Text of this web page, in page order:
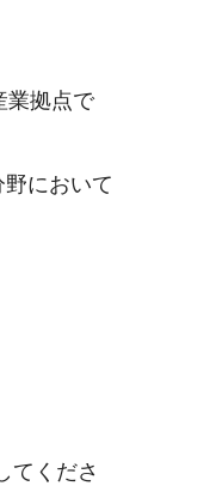
業拠点で
において
てくださ